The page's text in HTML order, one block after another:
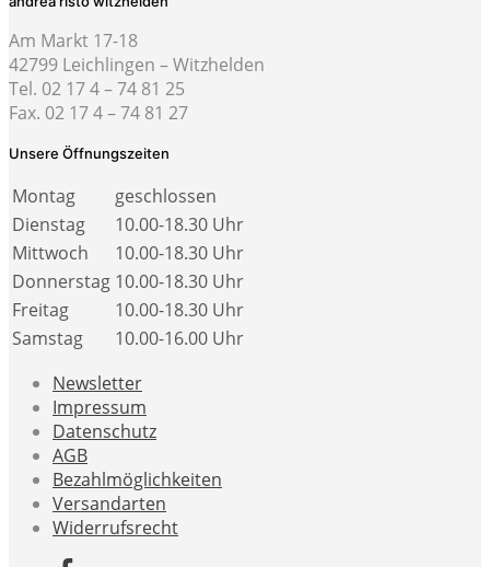
Am Markt 17-18
42799 Leichlingen – Witzhelden
Tel. 02 17 4 – 74 81 25
Fax. 02 17 4 – 74 81 27
Unsere Öffnungszeiten
Montag
geschlossen
Dienstag
10.00-18.30 Uhr
Mittwoch
10.00-18.30 Uhr
Donnerstag 10.00-18.30 Uhr
Freitag
10.00-18.30 Uhr
Samstag
10.00-16.00 Uhr
Newsletter
Impressum
Datenschutz
AGB
Bezahlmöglichkeiten
Versandarten
Widerrufsrecht